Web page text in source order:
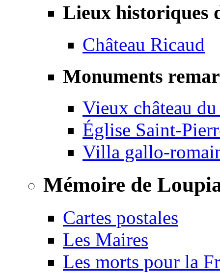
Lieux historiques
Château Ricaud
Monuments
Vieux château
Église Saint-
Villa gallo-
Mémoire de
Cartes postales
Les Maires
Les morts pour la